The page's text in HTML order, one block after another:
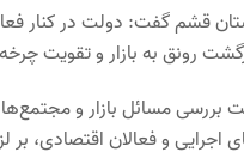
قشم گفت: دولت در کنار
رونق به بازار و تقویت
مسائل بازار و
اجرایی و فعالان اقتصادی، بر